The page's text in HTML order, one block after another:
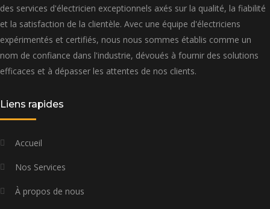
des services d'électricien exceptionnels axés sur la qualité, la fiabilité
et la satisfaction de la clientèle. Avec une équipe d'électriciens
expérimentés et certifiés, nous nous sommes établis comme un
nom de confiance dans l'industrie, dévoués à fournir des solutions
efficaces et à dépasser les attentes de nos clients.
Liens rapides
Accueil
Nos Services
À propos de nous